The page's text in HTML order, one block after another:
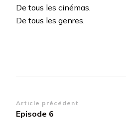
De tous les cinémas.
De tous les genres.
Navigation
d’article
Article précédent
Episode 6